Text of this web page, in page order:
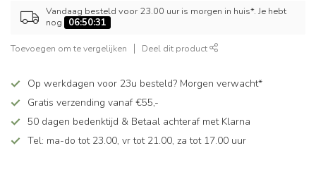
Vandaag besteld voor 23.00 uur is morgen in huis*. Je hebt
nog
06:50:31
Toevoegen om te vergelijken Deel dit product
Op werkdagen voor 23u besteld? Morgen verwacht*
Gratis verzending vanaf €55,-
50 dagen bedenktijd & Betaal achteraf met Klarna
Tel: ma-do tot 23.00, vr tot 21.00, za tot 17.00 uur